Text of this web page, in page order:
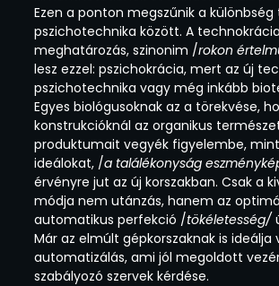
Ezen a ponton megszűnik a különbség
pszichotechnika között. A
meghatározás, szinonim /rokon
lesz ezzel: pszichokrácia, mert az új
pszichotechnika vagy még inkább
Egyes biológusoknak az a törekvése,
konstrukcióknál az organikus
produktumait vegyék figyelembe,
ideálokat, /a találékonyság
érvényre jut az új korszakban. Csak a
módja nem utánzás, hanem az
automatikus perfekció /tökéletesség/
Már az elmúlt gépkorszaknak is ideálja
automatizálás, ami jól megoldott
szabályozó szervek kérdése.